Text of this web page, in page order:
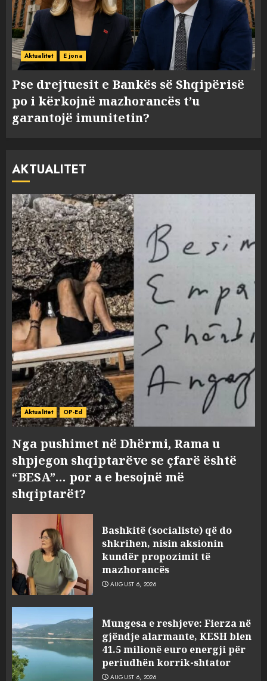
Aktualitet E jona
Pse drejtuesit e Bankës së Shqipërisë
po i kërkojnë mazhorancës t’u
garantojë imunitetin?
AKTUALITET
Aktualitet OP-Ed
Nga pushimet në Dhërmi, Rama u
shpjegon shqiptarëve se çfarë është
“BESA”… por a e besojnë më
shqiptarët?
Bashkitë (socialiste) që do
shkrihen, nisin aksionin
kundër propozimit të
mazhorancës
AUGUST 6, 2026
Mungesa e reshjeve: Fierza në
gjëndje alarmante, KESH blen
41.5 milionë euro energji për
periudhën korrik-shtator
AUGUST 6, 2026